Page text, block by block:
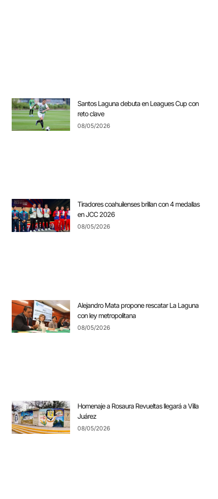
Santos Laguna debuta en Leagues Cup con
reto clave
08/05/2026
Tiradores coahuilenses brillan con 4 medallas
en JCC 2026
08/05/2026
Alejandro Mata propone rescatar La Laguna
con ley metropolitana
08/05/2026
Homenaje a Rosaura Revueltas llegará a Villa
Juárez
08/05/2026